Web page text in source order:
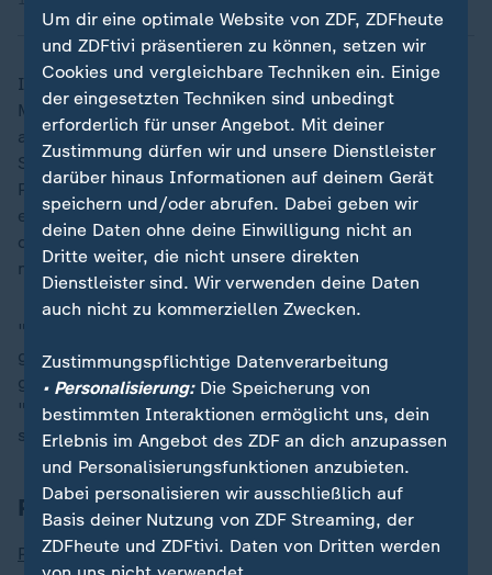
Im Frühjahr war er dabei, als ein Soldat von einem
Migranten tödlich niedergestochen wurde. Dass vor
allem junge Männer kommen, bestätigt auch Anna
Sikora, von der Stiftung "Ocalenie" (dt.: Rettung). 88
Prozent, sagt ihre persönliche Statistik. Sie sei
enttäuscht, dass Polens liberalkonservative Regierung
das Asylrecht einschränken und wie die
nationalkonservative davor die Grenze abriegeln will.
"Wir haben am Anfang nach dem Regierungswechsel
gesehen, dass der Grenzschutz sich den Menschen
gegenüber besser verhalten hat", sagt Anna Sikora.
"Nachdem ein polnischer Soldat getötet wurde, hat
sich das radikal verändert."
Polen: Asylrecht soll ausgesetzt werden
Polens Regierungschef Tuskhatte im Oktober
Um dir eine optimale Website von ZDF, ZDFheute
und ZDFtivi präsentieren zu können, setzen wir
Cookies und vergleichbare Techniken ein. Einige
der eingesetzten Techniken sind unbedingt
erforderlich für unser Angebot. Mit deiner
Zustimmung dürfen wir und unsere Dienstleister
darüber hinaus Informationen auf deinem Gerät
speichern und/oder abrufen. Dabei geben wir
deine Daten ohne deine Einwilligung nicht an
Dritte weiter, die nicht unsere direkten
Dienstleister sind. Wir verwenden deine Daten
auch nicht zu kommerziellen Zwecken.
Zustimmungspflichtige Datenverarbeitung
• Personalisierung:Die Speicherung von
bestimmten Interaktionen ermöglicht uns, dein
Erlebnis im Angebot des ZDF an dich anzupassen
und Personalisierungsfunktionen anzubieten.
Dabei personalisieren wir ausschließlich auf
Basis deiner Nutzung von ZDF Streaming, der
ZDFheute und ZDFtivi. Daten von Dritten werden